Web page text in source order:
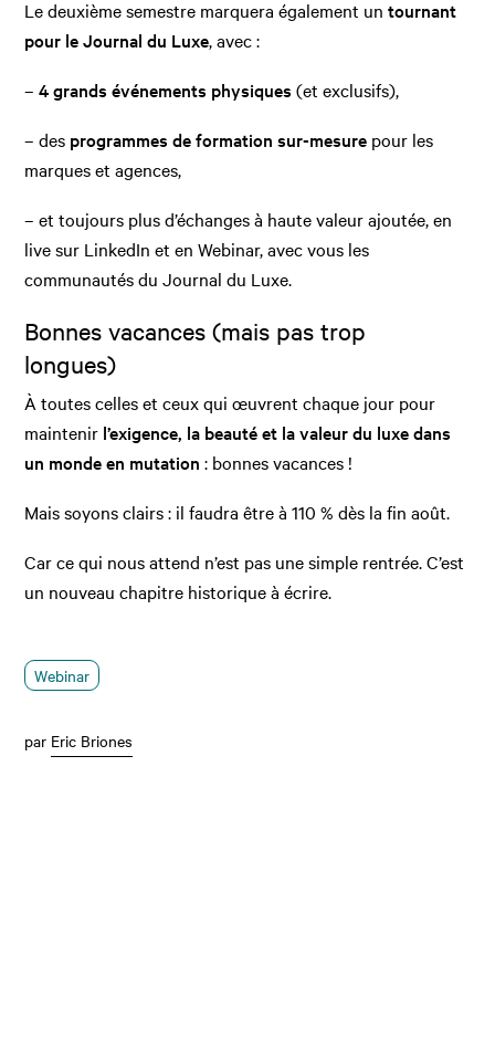
Le deuxième semestre marquera également untournant
pour le Journal du Luxe, avec :
–4 grands événements physiques (et exclusifs),
– des programmes de formation sur-mesure pour les
marques et agences,
– et toujours plus d’échanges à haute valeur ajoutée, en
live sur LinkedIn et en Webinar, avec vous les
communautés du Journal du Luxe.
Bonnes vacances (mais pas trop
longues)
À toutes celles et ceux qui œuvrent chaque jour pour
maintenir l’exigence, la beauté et la valeur du luxe dans
un monde en mutation : bonnes vacances !
Mais soyons clairs : il faudra être à 110 % dès la fin août.
Car ce qui nous attend n’est pas une simple rentrée. C’est
un nouveau chapitre historique à écrire.
Webinar
par Eric Briones